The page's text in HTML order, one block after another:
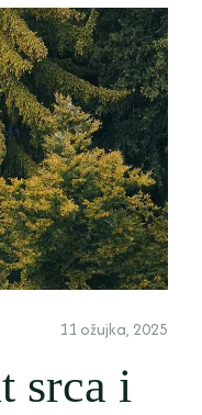
11 ožujka, 2025
srca i